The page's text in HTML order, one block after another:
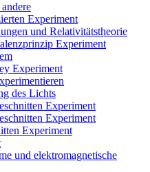
Experiment
und Relativitätstheorie
Experiment
Experiment
des Lichts
Experiment
Experiment
Experiment
und elektromagnetische